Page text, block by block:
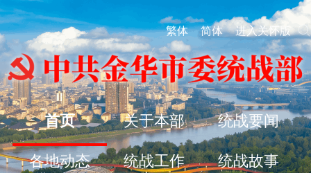
繁体 简体 进入关怀版
首页 关于本部 统战要闻
各地动态 统战工作 统战故事